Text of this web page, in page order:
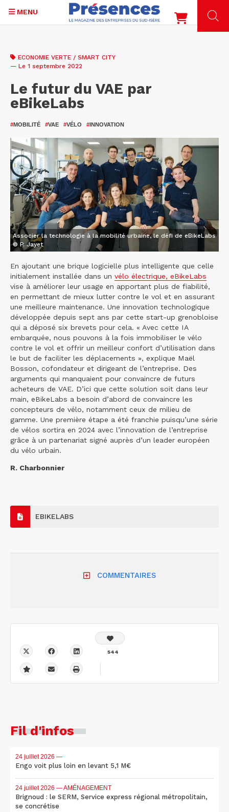
contenu
MENU
ECONOMIE VERTE / SMART CITY
— Le 1 septembre 2022
Le futur du VAE par
eBikeLabs
#MOBILITÉ #VAE #VÉLO #INNOVATION
Associer la technologie à la mobilité urbaine, le défi de eBikeLabs
© P. Jayet
En ajoutant une brique logicielle plus intelligente que celle
initialement installée dans un vélo électrique, eBikeLabs
vise à améliorer leur usage en apportant plus de fiabilité,
en permettant de mieux lutter contre le vol et en assurant
une meilleure maintenance. Une innovation technologique
développée depuis sept ans par cette start-up grenobloise
qui a déposé six brevets pour cela. « Avec cette IA
embarquée, nous pouvons à la fois immobiliser le vélo
contre le vol et offrir un meilleur confort d’utilisation dans
le but de faciliter les déplacements », explique Maël
Bosson, cofondateur et dirigeant de l’entreprise. Des
arguments qui manquaient pour convaincre de futurs
acheteurs de VAE. D’ici que cette solution soit dans leur
main, eBikeLabs a besoin d’abord de convaincre les
concepteurs de vélo, notamment ceux de milieu de
gamme. Une première étape a été franchie puisqu’une série
de vélos sortira en 2024 avec l’innovation de l’entreprise
grâce à un partenariat signé auprès d’un leader européen
du vélo urbain.
R. Charbonnier
EBIKELABS
COMMENTAIRES
544
Fil d'infos
24 juillet 2026 —
Engo voit plus loin en levant 5,1 M€
24 juillet 2026 — AMÉNAGEMENT
Brignoud : le SERM, Service express régional métropolitain,
se concrétise